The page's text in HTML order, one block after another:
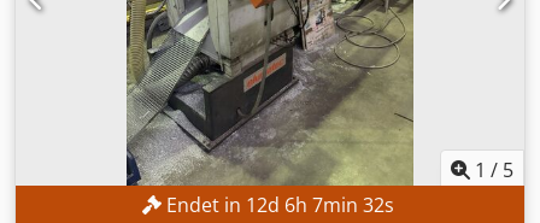
1 / 5
Endet in 12d 6h 7min 30s